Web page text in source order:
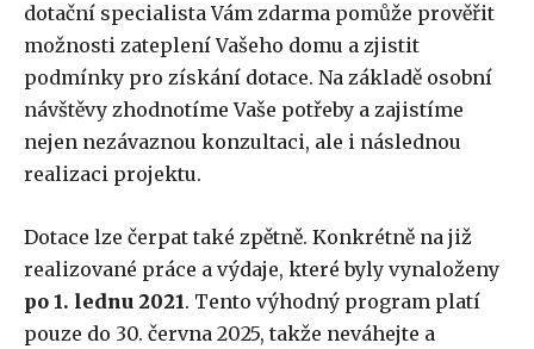
dotační specialista Vám zdarma pomůže prověřit
možnosti zateplení Vašeho domu a zjistit
podmínky pro získání dotace. Na základě osobní
návštěvy zhodnotíme Vaše potřeby a zajistíme
nejen nezávaznou konzultaci, ale i následnou
realizaci projektu.
Dotace lze čerpat také zpětně. Konkrétně na již
realizované práce a výdaje, které byly vynaloženy
po 1. lednu 2021. Tento výhodný program platí
pouze do 30. června 2025, takže neváhejte a